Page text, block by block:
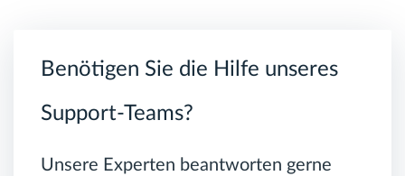
Benötigen Sie die Hilfe unseres
Support-Teams?
Unsere Experten beantworten gerne